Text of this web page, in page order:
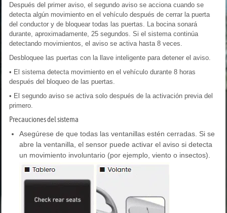
Después del primer aviso, el segundo aviso se acciona cuando se
detecta algún movimiento en el vehículo después de cerrar la puerta
del conductor y de bloquear todas las puertas. La bocina sonará
durante, aproximadamente, 25 segundos. Si el sistema continúa
detectando movimientos, el aviso se activa hasta 8 veces.
Desbloquee las puertas con la llave inteligente para detener el aviso.
• El sistema detecta movimiento en el vehículo durante 8 horas
después del bloqueo de las puertas.
• El segundo aviso se activa solo después de la activación previa del
primero.
Precauciones del sistema
Asegúrese de que todas las ventanillas estén cerradas. Si se
abre la ventanilla, el sensor puede activar el aviso si detecta
un movimiento involuntario (por ejemplo, viento o insectos).